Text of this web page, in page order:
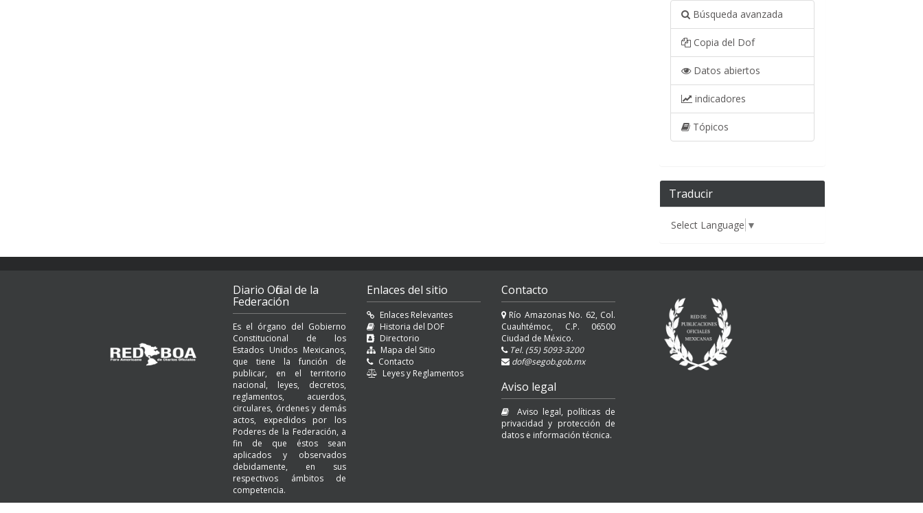
Búsqueda avanzada
Copia del Dof
Datos abiertos
indicadores
Tópicos
Traducir
Select Language ▼
Diario Oficial de la
Federación
Es el órgano del Gobierno
Constitucional de los
Estados Unidos Mexicanos,
que tiene la función de
publicar, en el territorio
nacional, leyes, decretos,
reglamentos, acuerdos,
circulares, órdenes y demás
actos, expedidos por los
Poderes de la Federación, a
fin de que éstos sean
aplicados y observados
debidamente, en sus
respectivos ámbitos de
competencia.
Enlaces del sitio
Enlaces Relevantes
Historia del DOF
Directorio
Mapa del Sitio
Contacto
Leyes y Reglamentos
Contacto
Río Amazonas No. 62, Col.
Cuauhtémoc, C.P. 06500
Ciudad de México.
Tel. (55) 5093-3200
dof@segob.gob.mx
Aviso legal
Aviso legal, políticas de
privacidad y protección de
datos e información técnica.